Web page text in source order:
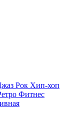
Рок Хип-хоп
Фитнес